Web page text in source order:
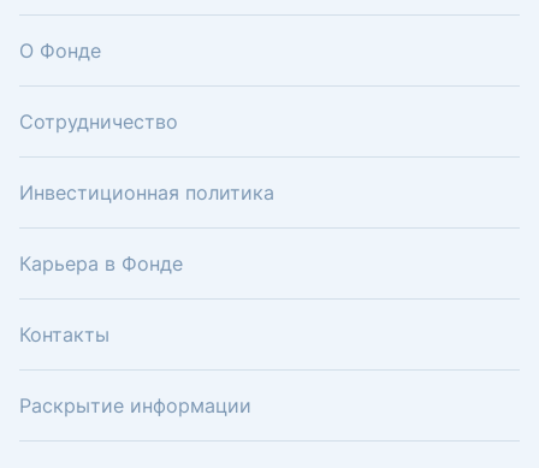
О Фонде
Сотрудничество
Инвестиционная политика
Карьера в Фонде
Контакты
Раскрытие информации